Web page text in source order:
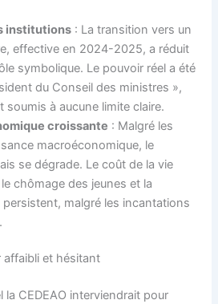
institutions : La transition vers un
effective en 2024-2025, a réduit
symbolique. Le pouvoir réel a été
du Conseil des ministres »,
soumis à aucune limite claire.
croissante : Malgré les
macroéconomique, le
se dégrade. Le coût de la vie
chômage des jeunes et la
persistent, malgré les incantations
affaibli et hésitant
la CEDEAO interviendrait pour